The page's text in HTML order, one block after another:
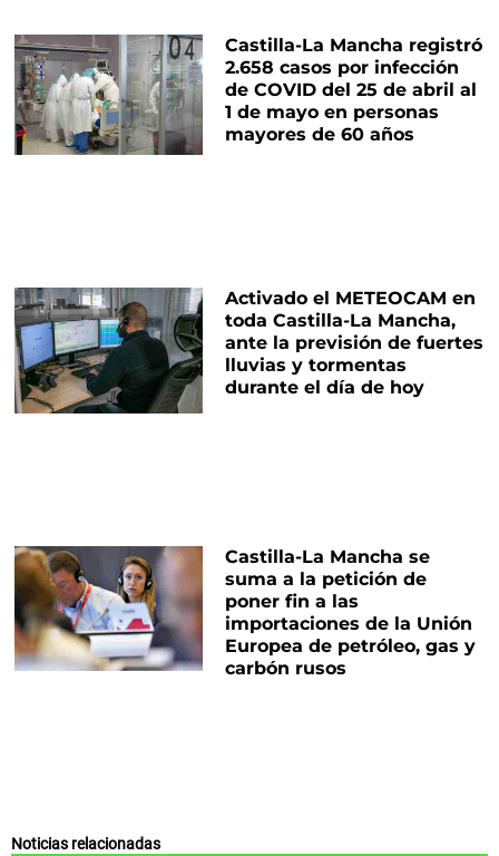
Castilla-La Mancha registró
2.658 casos por infección
de COVID del 25 de abril al
1 de mayo en personas
mayores de 60 años
Activado el METEOCAM en
toda Castilla-La Mancha,
ante la previsión de fuertes
lluvias y tormentas
durante el día de hoy
Castilla-La Mancha se
suma a la petición de
poner fin a las
importaciones de la Unión
Europea de petróleo, gas y
carbón rusos
Noticias relacionadas